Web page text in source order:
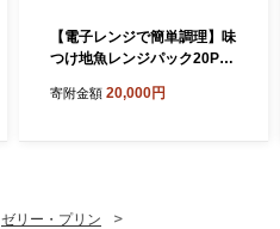
【電子レンジで簡単調理】味
つけ地魚レンジパック20P
味付け魚 漬け魚 焼き魚 レン
寄附金額 20,000円
ゼリー・プリン